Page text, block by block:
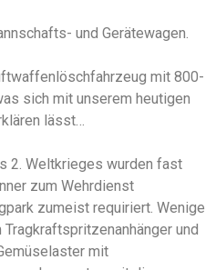
und Gerätewagen.
mit 800-
sich mit unserem heutigen
lässt…
2. Weltkrieges wurden fast
zum Wehrdienst
zumeist requiriert. Wenige
und
mit